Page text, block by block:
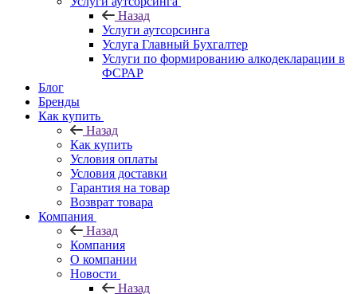
Назад
Услуги аутсорсинга
Услуга Главный Бухгалтер
Услуги по формированию алкодекларации в
ФСРАР
Блог
Бренды
Как купить
Назад
Как купить
Условия оплаты
Условия доставки
Гарантия на товар
Возврат товара
Компания
Назад
Компания
О компании
Новости
Назад